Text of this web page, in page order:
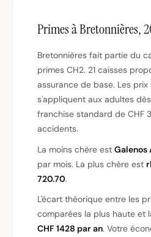
Primes à Bretonnières,
Bretonnières fait partie du
primes CH2. 21 caisses
assurance de base. Les
s'appliquent aux adultes
franchise standard de CHF
accidents.
La moins chère est Galenos
par mois. La plus chère est
720.70.
L'écart théorique entre les
comparées la plus haute et
CHF 1428 par an. Votre